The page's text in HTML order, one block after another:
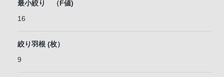
最小絞り （F値)
16
絞り羽根 (枚）
9